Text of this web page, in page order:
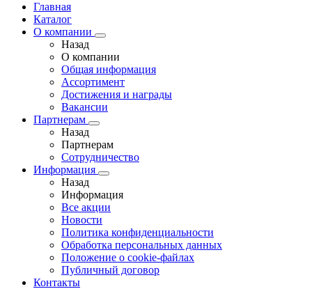
Главная
Каталог
О компании
Назад
О компании
Общая информация
Ассортимент
Достижения и награды
Вакансии
Партнерам
Назад
Партнерам
Сотрудничество
Информация
Назад
Информация
Все акции
Новости
Политика конфиденциальности
Обработка персональных данных
Положение о cookie-файлах
Публичный договор
Контакты